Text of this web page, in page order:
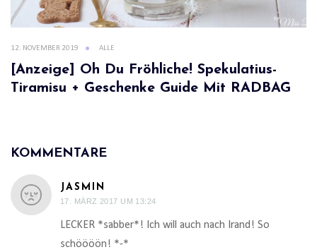
12. NOVEMBER 2019 ALLE
[Anzeige] Oh Du Fröhliche! Spekulatius-
Tiramisu + Geschenke Guide Mit RADBAG
KOMMENTARE
JASMIN
17. MÄRZ 2017 UM 13:24
LECKER *sabber*! Ich will auch nach Irand! So
schöööön! *-*